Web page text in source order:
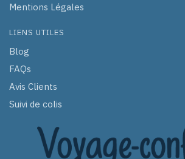
Mentions Légales
LIENS UTILES
Blog
FAQs
Avis Clients
Suivi de colis